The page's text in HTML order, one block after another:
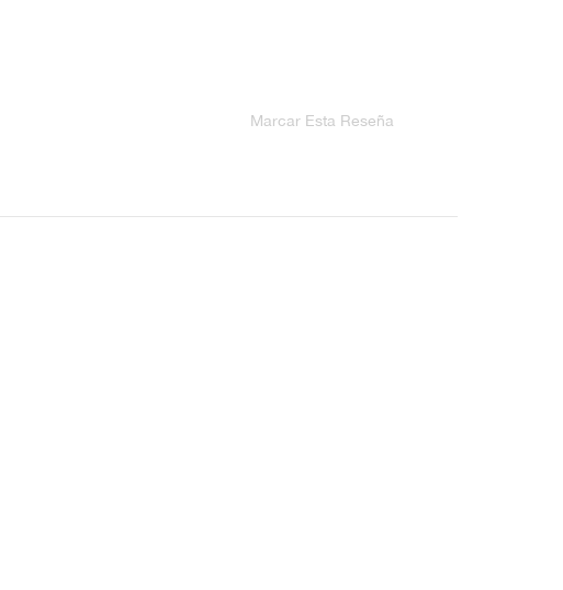
Marcar Esta Reseña